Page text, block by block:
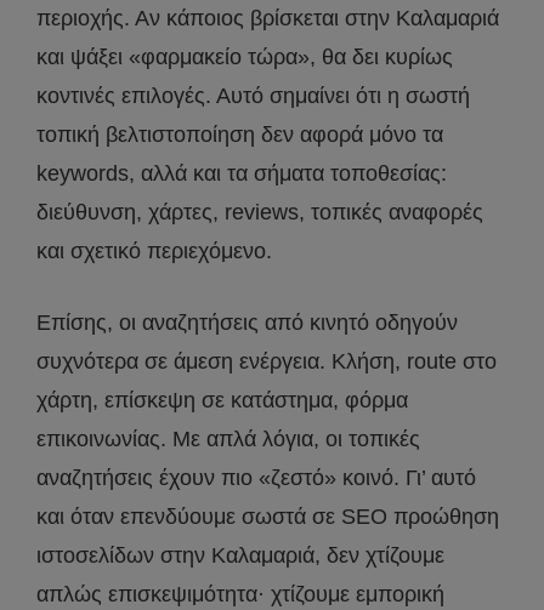
περιοχής. Αν κάποιος βρίσκεται στην Καλαμαριά
και ψάξει «φαρμακείο τώρα», θα δει κυρίως
κοντινές επιλογές. Αυτό σημαίνει ότι η σωστή
τοπική βελτιστοποίηση δεν αφορά μόνο τα
keywords, αλλά και τα σήματα τοποθεσίας:
διεύθυνση, χάρτες, reviews, τοπικές αναφορές
και σχετικό περιεχόμενο.
Επίσης, οι αναζητήσεις από κινητό οδηγούν
συχνότερα σε άμεση ενέργεια. Κλήση, route στο
χάρτη, επίσκεψη σε κατάστημα, φόρμα
επικοινωνίας. Με απλά λόγια, οι τοπικές
αναζητήσεις έχουν πιο «ζεστό» κοινό. Γι’ αυτό
και όταν επενδύουμε σωστά σε SEO προώθηση
ιστοσελίδων στην Καλαμαριά, δεν χτίζουμε
απλώς επισκεψιμότητα· χτίζουμε εμπορική